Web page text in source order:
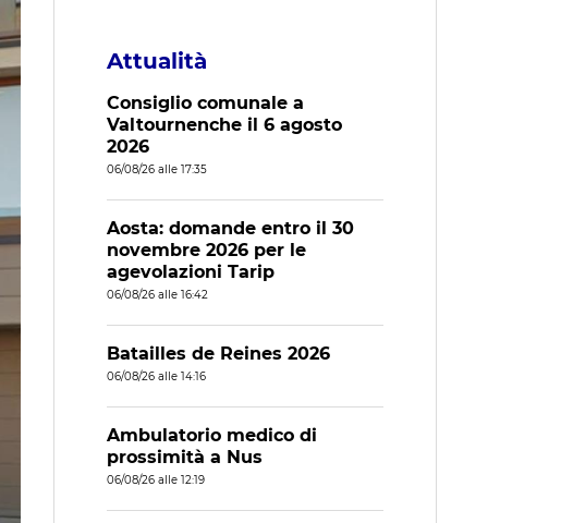
Attualità
Consiglio comunale a
Valtournenche il 6 agosto
2026
06/08/26 alle 17:35
Aosta: domande entro il 30
novembre 2026 per le
agevolazioni Tarip
06/08/26 alle 16:42
Batailles de Reines 2026
06/08/26 alle 14:16
Ambulatorio medico di
prossimità a Nus
06/08/26 alle 12:19